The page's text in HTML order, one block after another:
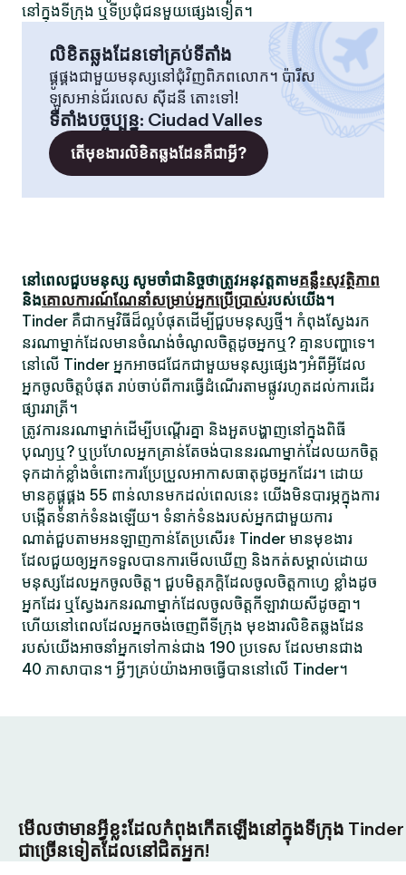
នៅក្នុងទីក្រុង ឬទីប្រជុំជនមួយផ្សេងទៀត។
លិខិតឆ្លងដែនទៅគ្រប់ទីតាំង
ផ្គូផ្គងជាមួយមនុស្សនៅជុំវិញពិភពលោក។ ប៉ារីស
ឡូសអាន់ជ័រលេស ស៊ីដនី តោះទៅ!
ទីតាំងបច្ចុប្បន្ន: Ciudad Valles
តើមុខងារលិខិតឆ្លងដែនគឺជាអ្វី?
នៅពេលជួបមនុស្ស សូមចាំជានិច្ចថាត្រូវអនុវត្តតាមគន្លឹះសុវត្ថិភាព
និងគោលការណ៍ណែនាំសម្រាប់អ្នកប្រើប្រាស់របស់យើង។
Tinder គឺជាកម្មវិធីដ៏ល្អបំផុតដើម្បីជួបមនុស្សថ្មី។ កំពុងស្វែងរក
នរណាម្នាក់ដែលមានចំណង់ចំណូលចិត្តដូចអ្នកឬ? គ្មានបញ្ហាទេ។
នៅលើ Tinder អ្នកអាចជជែកជាមួយមនុស្សផ្សេងៗអំពីអ្វីដែល
អ្នកចូលចិត្តបំផុត រាប់ចាប់ពីការធ្វើដំណើរតាមផ្លូវរហូតដល់ការដើរ
ផ្សាររាត្រី។
ត្រូវការនរណាម្នាក់ដើម្បីបណ្តើរគ្នា និងអួតបង្ហាញនៅក្នុងពិធី
បុណ្យឬ? ឬប្រហែលអ្នកគ្រាន់តែចង់បាននរណាម្នាក់ដែលយកចិត្ត
ទុកដាក់ខ្លាំងចំពោះការប្រែប្រួលអាកាសធាតុដូចអ្នកដែរ។ ដោយ
មានគូផ្គូផ្គង 55 ពាន់លានមកដល់ពេលនេះ យើងមិនបារម្ភក្នុងការ
បង្កើតទំនាក់ទំនងឡើយ។ ទំនាក់ទំនងរបស់អ្នកជាមួយការ
ណាត់ជួបតាមអនឡាញកាន់តែប្រសើរ៖ Tinder មានមុខងារ
ដែលជួយឲ្យអ្នកទទួលបានការមើលឃើញ និងកត់សម្គាល់ដោយ
មនុស្សដែលអ្នកចូលចិត្ត។ ជួបមិត្តភក្តិដែលចូលចិត្តកាហ្វេ ខ្លាំងដូច
អ្នកដែរ ឬស្វែងរកនរណាម្នាក់ដែលចូលចិត្តកីឡាវាយសីដូចគ្នា។
ហើយនៅពេលដែលអ្នកចង់ចេញពីទីក្រុង មុខងារលិខិតឆ្លងដែន
របស់យើងអាចនាំអ្នកទៅកាន់ជាង 190 ប្រទេស ដែលមានជាង
40 ភាសាបាន។ អ្វីៗគ្រប់យ៉ាងអាចធ្វើបាននៅលើ Tinder។
មើលថាមានអ្វីខ្លះដែលកំពុងកើតឡើងនៅក្នុងទីក្រុង Tinder
ជាច្រើនទៀតដែលនៅជិតអ្នក!